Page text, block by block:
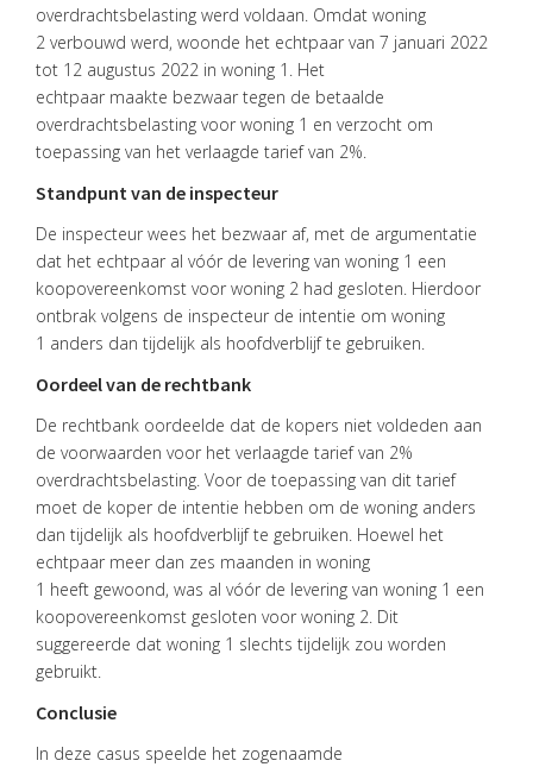
HOME
DIENSTEN
OVER
VISIE
ONS
TEAM
ACTUEEL
overdrachtsbelasting werd voldaan. Omdat woning
2 verbouwd werd, woonde het echtpaar van 7 januari 2022
tot 12 augustus 2022 in woning 1. Het
echtpaar maakte bezwaar tegen de betaalde
overdrachtsbelasting voor woning 1 en verzocht om
toepassing van het verlaagde tarief van 2%.
Standpunt van de inspecteur
De inspecteur wees het bezwaar af, met de argumentatie
dat het echtpaar al vóór de levering van woning 1 een
koopovereenkomst voor woning 2 had gesloten. Hierdoor
ontbrak volgens de inspecteur de intentie om woning
1 anders dan tijdelijk als hoofdverblijf te gebruiken.
Oordeel van de rechtbank
De rechtbank oordeelde dat de kopers niet voldeden aan
de voorwaarden voor het verlaagde tarief van 2%
overdrachtsbelasting. Voor de toepassing van dit tarief
moet de koper de intentie hebben om de woning anders
dan tijdelijk als hoofdverblijf te gebruiken. Hoewel het
echtpaar meer dan zes maanden in woning
1 heeft gewoond, was al vóór de levering van woning 1 een
koopovereenkomst gesloten voor woning 2. Dit
suggereerde dat woning 1 slechts tijdelijk zou worden
gebruikt.
Conclusie
In deze casus speelde het zogenaamde